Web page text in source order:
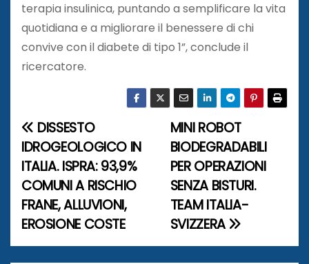
terapia insulinica, puntando a semplificare la vita
quotidiana e a migliorare il benessere di chi
convive con il diabete di tipo 1”, conclude il
ricercatore.
N
a
v
i
g
MINI ROBOT
BIODEGRADABILI
PER OPERAZIONI
SENZA BISTURI.
TEAM ITALIA-
SVIZZERA
DISSESTO
IDROGEOLOGICO IN
ITALIA. ISPRA: 93,9%
COMUNI A RISCHIO
FRANE, ALLUVIONI,
EROSIONE COSTE